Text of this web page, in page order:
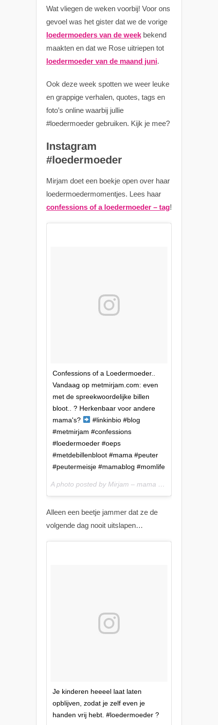
Wat vliegen de weken voorbij! Voor ons
gevoel was het gister dat we de vorige
loedermoeders van de week bekend
maakten en dat we Rose uitriepen tot
loedermoeder van de maand juni.
Ook deze week spotten we weer leuke
en grappige verhalen, quotes, tags en
foto’s online waarbij jullie
#loedermoeder gebruiken. Kijk je mee?
Instagram
#loedermoeder
Mirjam doet een boekje open over haar
loedermoedermomentjes. Lees haar
confessions of a loedermoeder – tag!
Confessions of a Loedermoeder..
Vandaag op metmirjam.com: even
met de spreekwoordelijke billen
bloot.. ? Herkenbaar voor andere
mama's?
#linkinbio #blog
#metmirjam #confessions
#loedermoeder #oeps
#metdebillenbloot #mama #peuter
#peutermeisje #mamablog #momlife
A photo posted by Mirjam – mama
Alleen een beetje jammer dat ze de
volgende dag nooit uitslapen…
Je kinderen heeeel laat laten
opblijven, zodat je zelf even je
handen vrij hebt. #loedermoeder ?